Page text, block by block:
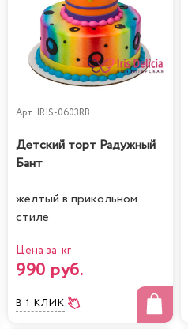
Арт. IRIS-0603RB
Детский торт Радужный
Бант
желтый в прикольном
стиле
Цена за кг
990 руб.
В 1 КЛИК